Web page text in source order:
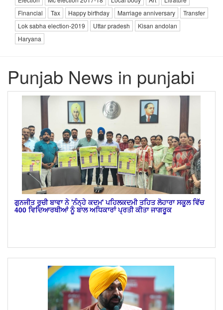
Financial
Tax Happy birthday Marriage anniversary
Transfer
Lok sabha election-2019
Uttar pradesh
Kisan andolan
Haryana
Punjab News in punjabi
ਗੁਨਜੀਤ ਰੁਚੀ ਬਾਵਾ ਨੇ 'ਨੰਨ੍ਹੇ ਕਦਮ' ਪਹਿਲਕਦਮੀ ਤਹਿਤ ਲੋਹਾਰਾ ਸਕੂਲ ਵਿੱਚ
400 ਵਿਦਿਆਰਥੀਆਂ ਨੂੰ ਬਾਲ ਅਧਿਕਾਰਾਂ ਪ੍ਰਤੀ ਕੀਤਾ ਜਾਗਰੂਕ